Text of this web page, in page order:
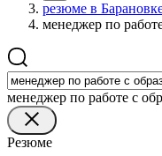
резюме в
менеджер по
менеджер по работе с
Резюме